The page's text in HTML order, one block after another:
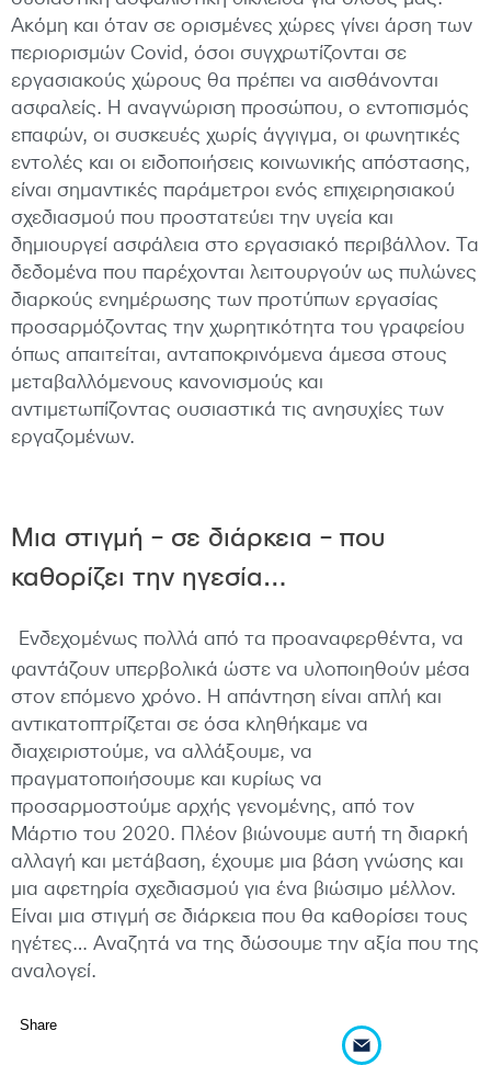
Ακόμη και όταν σε ορισμένες χώρες γίνει άρση των
περιορισμών Covid, όσοι συγχρωτίζονται σε
εργασιακούς χώρους θα πρέπει να αισθάνονται
ασφαλείς. Η αναγνώριση προσώπου, ο εντοπισμός
επαφών, οι συσκευές χωρίς άγγιγμα, οι φωνητικές
εντολές και οι ειδοποιήσεις κοινωνικής απόστασης,
είναι σημαντικές παράμετροι ενός επιχειρησιακού
σχεδιασμού που προστατεύει την υγεία και
δημιουργεί ασφάλεια στο εργασιακό περιβάλλον. Τα
δεδομένα που παρέχονται λειτουργούν ως πυλώνες
διαρκούς ενημέρωσης των προτύπων εργασίας
προσαρμόζοντας την χωρητικότητα του γραφείου
όπως απαιτείται, ανταποκρινόμενα άμεσα στους
μεταβαλλόμενους κανονισμούς και
αντιμετωπίζοντας ουσιαστικά τις ανησυχίες των
εργαζομένων.
Μια στιγμή – σε διάρκεια – που
καθορίζει την ηγεσία…
Ενδεχομένως πολλά από τα προαναφερθέντα, να
φαντάζουν υπερβολικά ώστε να υλοποιηθούν μέσα
στον επόμενο χρόνο. Η απάντηση είναι απλή και
αντικατοπτρίζεται σε όσα κληθήκαμε να
διαχειριστούμε, να αλλάξουμε, να
πραγματοποιήσουμε και κυρίως να
προσαρμοστούμε αρχής γενομένης, από τον
Μάρτιο του 2020. Πλέον βιώνουμε αυτή τη διαρκή
αλλαγή και μετάβαση, έχουμε μια βάση γνώσης και
μια αφετηρία σχεδιασμού για ένα βιώσιμο μέλλον.
Είναι μια στιγμή σε διάρκεια που θα καθορίσει τους
ηγέτες… Αναζητά να της δώσουμε την αξία που της
αναλογεί.
Share